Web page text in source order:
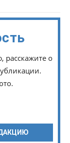
расскажите о